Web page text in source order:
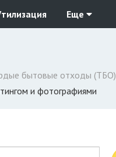
Еще
бытовые отходы (ТБО)
и фотографиями